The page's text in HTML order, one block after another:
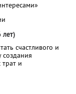
счастливого и
и